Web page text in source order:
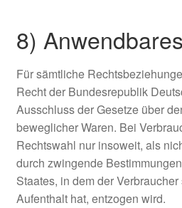
8)
Für sämtliche
Recht der Bundesrepublik
Ausschluss der Gesetze über
beweglicher Waren. Bei
Rechtswahl nur insoweit, als
durch zwingende
Staates, in dem der
Aufenthalt hat, entzogen wird.